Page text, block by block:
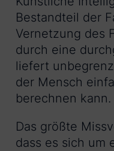
Bestandteil der
Vernetzung des
durch eine
liefert
der Mensch
berechnen kann.
Das größte
dass es sich um